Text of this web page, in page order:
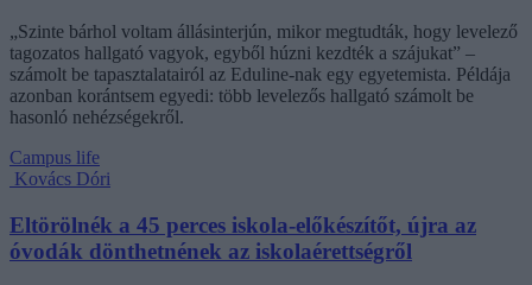
„Szinte bárhol voltam állásinterjún, mikor megtudták, hogy levelező
tagozatos hallgató vagyok, egyből húzni kezdték a szájukat” –
számolt be tapasztalatairól az Eduline-nak egy egyetemista. Példája
azonban korántsem egyedi: több levelezős hallgató számolt be
hasonló nehézségekről.
Campus life
Kovács Dóri
Eltörölnék a 45 perces iskola-előkészítőt, újra az
óvodák dönthetnének az iskolaérettségről